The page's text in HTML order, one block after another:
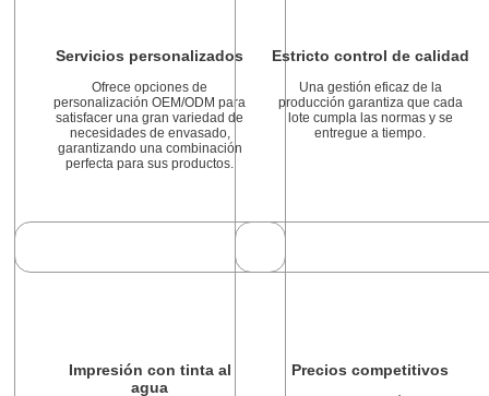
Servicios personalizados
Ofrece opciones de
personalización OEM/ODM para
satisfacer una gran variedad de
necesidades de envasado,
garantizando una combinación
perfecta para sus productos.
Estricto control de calidad
Una gestión eficaz de la
producción garantiza que cada
lote cumpla las normas y se
entregue a tiempo.
Impresión con tinta al
agua
Precios competitivos